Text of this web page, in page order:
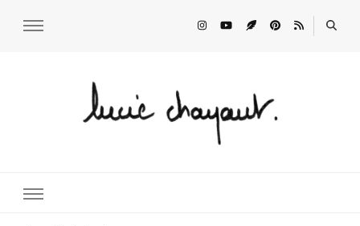
Lucie Choupaut